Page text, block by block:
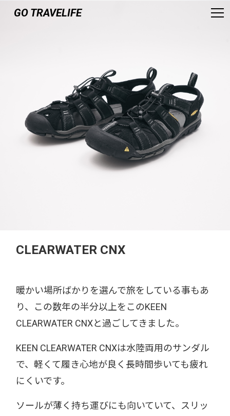
GO TRAVELIFE
CLEARWATER CNX
暖かい場所ばかりを選んで旅をしている事もあ
り、この数年の半分以上をこのKEEN
CLEARWATER CNXと過ごしてきました。
KEEN CLEARWATER CNXは水陸両用のサンダル
で、軽くて履き心地が良く長時間歩いても疲れ
にくいです。
ソールが薄く持ち運びにも向いていて、スリッ